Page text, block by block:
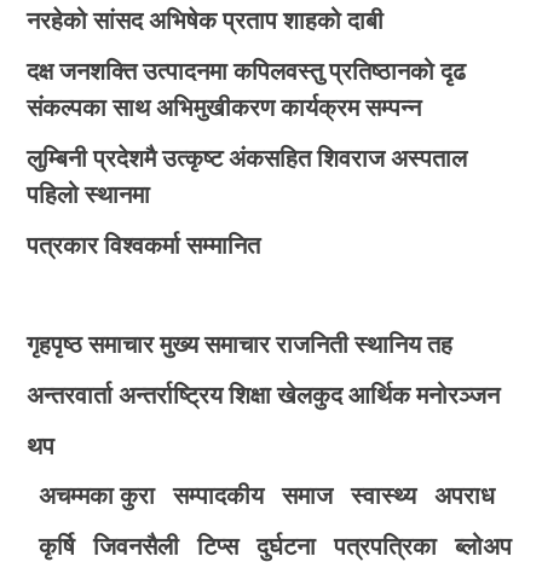
नरहेको सांसद अभिषेक प्रताप शाहको दाबी
दक्ष जनशक्ति उत्पादनमा कपिलवस्तु प्रतिष्ठानको दृढ
संकल्पका साथ अभिमुखीकरण कार्यक्रम सम्पन्न
लुम्बिनी प्रदेशमै उत्कृष्ट अंकसहित शिवराज अस्पताल
पहिलो स्थानमा
पत्रकार विश्वकर्मा सम्मानित
गृहपृष्ठ समाचार मुख्य समाचार राजनिती स्थानिय तह
अन्तरवार्ता अन्तर्राष्ट्रिय शिक्षा खेलकुद आर्थिक मनोरञ्जन
थप
अचम्मका कुरा
सम्पादकीय समाज स्वास्थ्य
अपराध
कृर्षि
जिवनसैली टिप्स दुर्घटना पत्रपत्रिका
ब्लोअप